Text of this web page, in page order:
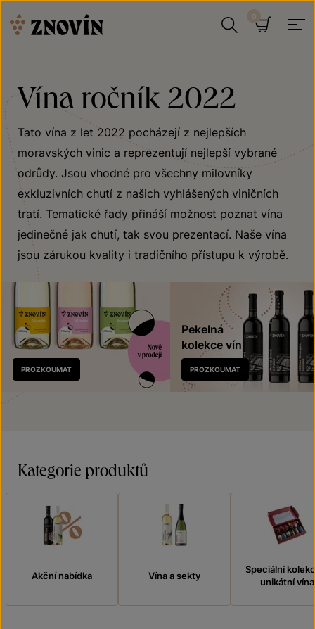
Vína ročník 2022
Tato vína z let 2022 pocházejí z nejlepších
moravských vinic a reprezentují nejlepší vybrané
odrůdy. Jsou vhodné pro všechny milovníky
exkluzivních chutí z našich vyhlášených viničních
tratí. Tematické řady přináší možnost poznat vína
jedinečné jak chutí, tak svou prezentací. Naše vína
jsou zárukou kvality i tradičního přístupu k výrobě.
Nově
v prodeji
PROZKOUMAT
Pekelná
kolekce vín
PROZKOUMAT
Kategorie produktů
Akční nabídka Vína a sekty
Speciální
unikátní vína